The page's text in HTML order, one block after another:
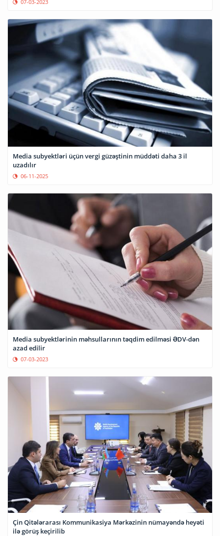
07-03-2023
Media subyektləri üçün vergi güzəştinin müddəti daha 3 il
uzadılır
06-11-2025
Media subyektlərinin məhsullarının təqdim edilməsi ƏDV-dən
azad edilir
07-03-2023
Çin Qitələrarası Kommunikasiya Mərkəzinin nümayəndə heyəti
ilə görüş keçirilib